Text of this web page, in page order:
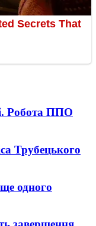
Робота ППО
Трубецького
одного